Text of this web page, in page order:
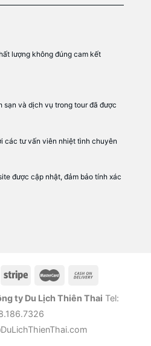
lượng không đúng cam kết
sạn và dịch vụ trong tour đã được
các tư vấn viên nhiệt tình chuyên
được cập nhật, đảm bảo tính xác
ty Du Lịch Thiên Thai Tel: